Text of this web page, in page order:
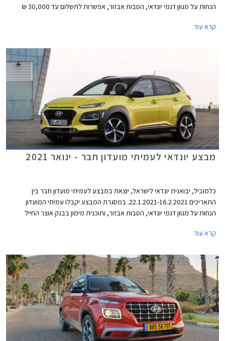
הנחות על מגוון דגמי יונדאי, הטבות אבזור, אפשרות לתשלום עד 30,000 ₪
ריבית אטרקטיביים. בנוסף תוצע הלוואה בתנאים מועדפים במסגרת תכנית
קרא עוד
מבצע יונדאי לעמיתי מועדון חבר - ינואר 2021
כלמוביל, יבואנית יונדאי לישראל, יוצאת במבצע לעמיתי מועדון חבר בין
התאריכים 22.1.2021-16.2.2021. במסגרת המבצע יקבלו עמיתי המועדון
הנחות על מגוון דגמי יונדאי, הטבות אבזור, ותוכנית מימון בבנק אוצר החייל
תכנית המימון חבר ליס. המבצע ייערך בכל אולמות התצוגה של יונדאי ברחבי
קרא עוד